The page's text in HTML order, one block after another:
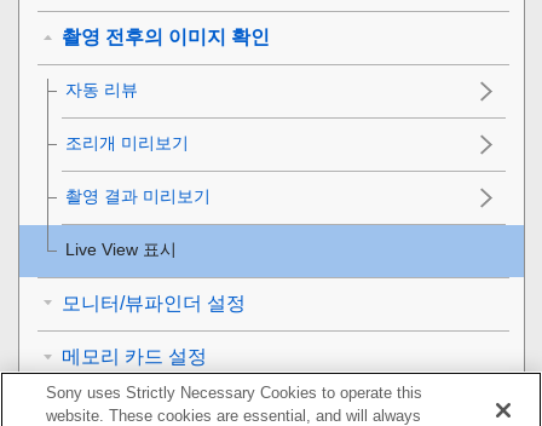
촬영 전후의 이미지 확인
자동 리뷰
조리개 미리보기
촬영 결과 미리보기
Live View 표시
모니터/뷰파인더 설정
메모리 카드 설정
카메라 설정
Sony uses Strictly Necessary Cookies to operate this
website. These cookies are essential, and will always